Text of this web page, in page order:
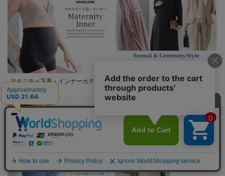
マタニティ下着・インナーカテゴリ マタニティ フォーマルカテゴリ